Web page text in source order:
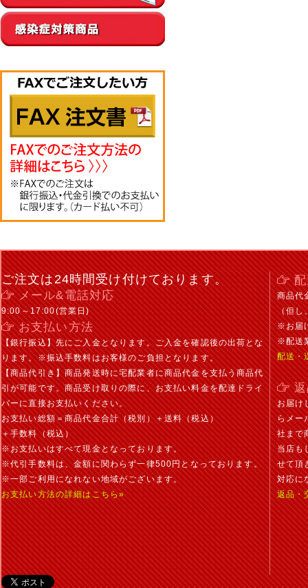
ご注文は24時間受け付けております。
メール&電話対応
9:00～17:00(営業日)
お支払い方法
【銀行振込】先にご入金となります。ご入金を確認後の出荷とな
ります。※振込手数料はお客様のご負担となります。
【商品代引き】商品発送時に宅配業者に商品代金を支払う商品代
引が可能です。商品受け取りの際に、お支払い料金を配達ドライ
バーに直接お支払いください。
お支払い総額＝商品代金合計（税別）＋送料（税込）
＋手数料（税込）
※お支払いはすべて現金となっております。
※代引手数料は、金額に関わらず一律500円となっております。
※一部ご利用になれない地域がございます。
お支払い方法の詳細はこちら»
商品代
（但し
※お届
※配送
配送・
お届け
らメー
社まで
当店も
せて頂
対応に
返品・